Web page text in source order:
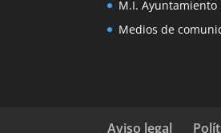
M.I.
Medios de
Aviso legal